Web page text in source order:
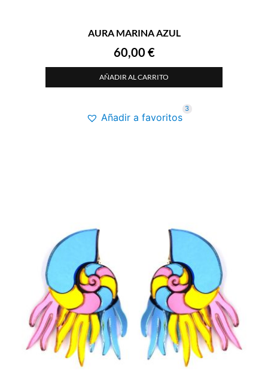
AURA MARINA AZUL
60,00 €
AÑADIR AL CARRITO
Añadir a favoritos
3